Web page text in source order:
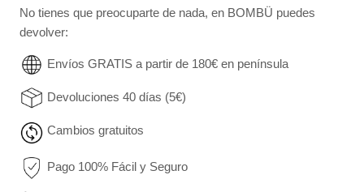
No tienes que preocuparte de nada, en BOMBÜ puedes
devolver:
Envíos GRATIS a partir de 180€ en península
Devoluciones 40 días (5€)
Cambios gratuitos
Pago 100% Fácil y Seguro